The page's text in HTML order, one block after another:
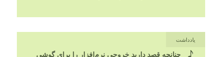
یادداشت
چنانچه قصد دارید خروجی نرم‌افزار را برای گوشی